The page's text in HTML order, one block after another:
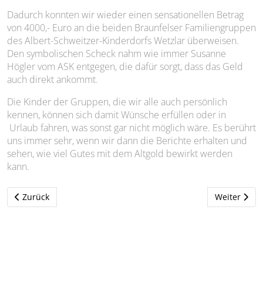
Dadurch konnten wir wieder einen sensationellen Betrag
von 4000,- Euro an die beiden Braunfelser Familiengruppen
des Albert-Schweitzer-Kinderdorfs Wetzlar überweisen.
Den symbolischen Scheck nahm wie immer Susanne
Högler vom ASK entgegen, die dafür sorgt, dass das Geld
auch direkt ankommt.
Die Kinder der Gruppen, die wir alle auch persönlich
kennen, können sich damit Wünsche erfüllen oder in
Urlaub fahren, was sonst gar nicht möglich wäre. Es berührt
uns immer sehr, wenn wir dann die Berichte erhalten und
sehen, wie viel Gutes mit dem Altgold bewirkt werden
kann.
Vorheriger Beitrag: Praxisausflug zum Golfplatz
Zurück Nächster
Weiter